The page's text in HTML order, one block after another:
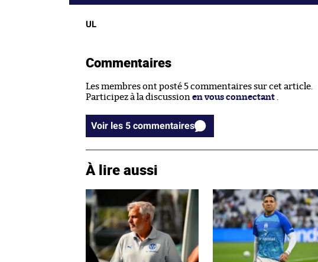
UL
Commentaires
Les membres ont posté 5 commentaires sur cet article.
Participez à la discussion en vous connectant .
Voir les 5 commentaires
À lire aussi